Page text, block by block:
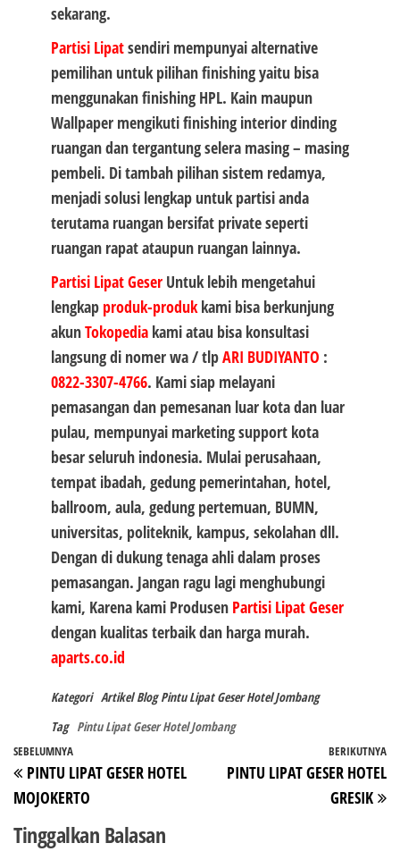
sekarang.
Partisi Lipatsendiri mempunyai alternative
pemilihan untuk pilihan finishing yaitu bisa
menggunakan finishing HPL. Kain maupun
Wallpaper mengikuti finishing interior dinding
ruangan dan tergantung selera masing – masing
pembeli. Di tambah pilihan sistem redamya,
menjadi solusi lengkap untuk partisi anda
terutama ruangan bersifat private seperti
ruangan rapat ataupun ruangan lainnya.
Partisi Lipat GeserUntuk lebih mengetahui
lengkap produk-produkkami bisa berkunjung
akunTokopediakami atau bisa konsultasi
langsung di nomer wa / tlpARI BUDIYANTO :
0822-3307-4766. Kami siap melayani
pemasangan dan pemesanan luar kota dan luar
pulau, mempunyai marketing support kota
besar seluruh indonesia. Mulai perusahaan,
tempat ibadah, gedung pemerintahan, hotel,
ballroom, aula, gedung pertemuan, BUMN,
universitas, politeknik, kampus, sekolahan dll.
Dengan di dukung tenaga ahli dalam proses
pemasangan. Jangan ragu lagi menghubungi
kami, Karena kami Produsen Partisi Lipat Geser
dengan kualitas terbaik dan harga murah.
aparts.co.id
Kategori Artikel Blog Pintu Lipat Geser Hotel Jombang
Tag Pintu Lipat Geser Hotel Jombang
Navigasi
pos
Pos
Sebelumnya
SEBELUMNYA
PINTU LIPAT GESER HOTEL
MOJOKERTO
BERIKUTNYA
PINTU LIPAT GESER HOTEL
GRESIK
Tinggalkan Balasan